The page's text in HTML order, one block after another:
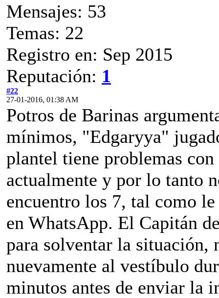
Mensajes: 53
Temas: 22
Registro en: Sep 2015
Reputación: 1
#22
27-01-2016, 01:38 AM
Potros de Barinas
mínimos, "Edgaryya"
plantel tiene problemas
actualmente y por lo tanto
encuentro los 7, tal como
en WhatsApp. El Capitán
para solventar la situación,
nuevamente al vestíbulo
minutos antes de enviar la